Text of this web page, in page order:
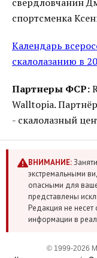
спортсменка
Календарь
скалолазанию в
Партнеры ФСР:
Walltopia.
- скалолазный
ВНИМАНИЕ:
экстремальными
опасными для
представлены
Редакция не несет
информации в
© 1999-2026